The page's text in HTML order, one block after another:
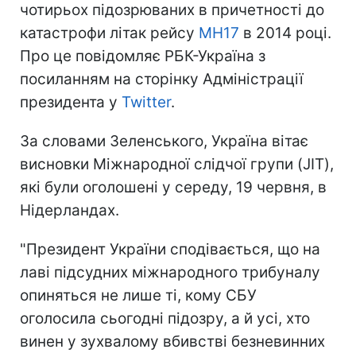
чотирьох підозрюваних в причетності до
катастрофи літак рейсу MH17 в 2014 році.
Про це повідомляє РБК-Україна з
посиланням на сторінку Адміністрації
президента у Twitter.
За словами Зеленського, Україна вітає
висновки Міжнародної слідчої групи (JIT),
які були оголошені у середу, 19 червня, в
Нідерландах.
"Президент України сподівається, що на
лаві підсудних міжнародного трибуналу
опиняться не лише ті, кому СБУ
оголосила сьогодні підозру, а й усі, хто
винен у зухвалому вбивстві безневинних